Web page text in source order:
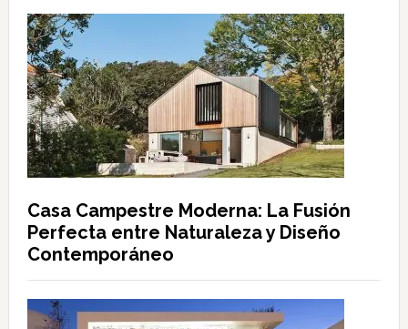
Casa Campestre Moderna: La Fusión
Perfecta entre Naturaleza y Diseño
Contemporáneo